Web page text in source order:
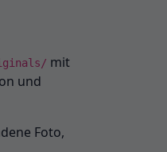
mit
und
Foto,